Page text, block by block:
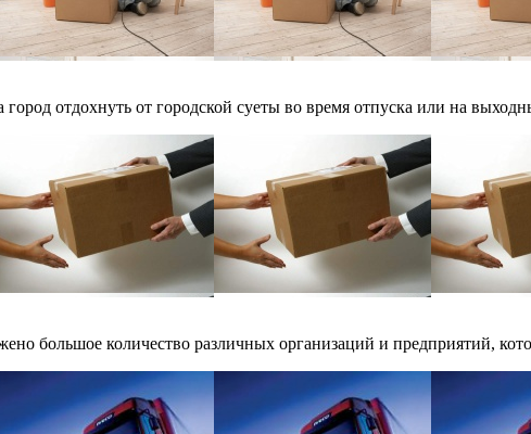
отдохнуть от городской суеты во время отпуска или на
большое количество различных организаций и предприятий,